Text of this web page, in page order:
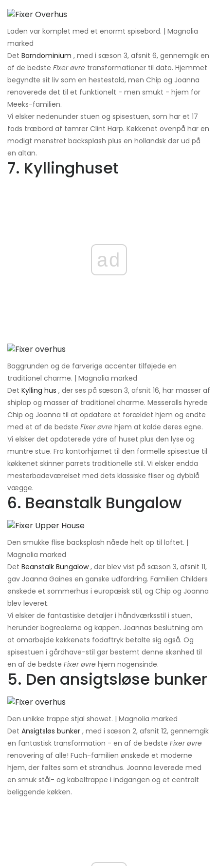
Laden var komplet med et enormt spisebord. | Magnolia
marked
Det Barndominium , med i sæson 3, afsnit 6, gennemgik en
af ​​de bedste Fixer øvre transformationer til dato. Hjemmet
begyndte sit liv som en hestestald, men Chip og Joanna
renoverede det til et funktionelt - men smukt - hjem for
Meeks-familien.
Vi elsker nedenunder stuen og spisestuen, som har et 17
fods træbord af tømrer Clint Harp. Køkkenet ovenpå har en
modigt mønstret backsplash plus en hollandsk dør ud på
en altan.
7. Kyllinghuset
ad
Baggrunden og de farverige accenter tilføjede en
traditionel charme. | Magnolia marked
Det Kylling hus , der ses på sæson 3, afsnit 16, har masser af
shiplap og masser af traditionel charme. Messeralls hyrede
Chip og Joanna til at opdatere et forældet hjem og endte
med et af de bedste Fixer øvre hjem at kalde deres egne.
Vi elsker det opdaterede ydre af huset plus den lyse og
muntre stue. Fra kontorhjørnet til den formelle spisestue til
køkkenet skinner parrets traditionelle stil. Vi elsker endda
mesterbadeværelset med dets klassiske fliser og dybblå
vægge.
6. Beanstalk Bungalow
Den smukke flise backsplash nåede helt op til loftet. |
Magnolia marked
Det Beanstalk Bungalow, der blev vist på sæson 3, afsnit 11,
gav Joanna Gaines en ganske udfordring. Familien Childers
ønskede et sommerhus i europæisk stil, og Chip og Joanna
blev leveret.
Vi elsker de fantastiske detaljer i håndværksstil i stuen,
herunder bogreolerne og kappen. Joannas beslutning om
at omarbejde køkkenets fodaftryk betalte sig også. Og
spisestuen i gårdhave-stil gør bestemt denne skønhed til
en af ​​de bedste Fixer øvre hjem nogensinde.
5. Den ansigtsløse bunker
Den unikke trappe stjal showet. | Magnolia marked
Det Ansigtsløs bunker , med i sæson 2, afsnit 12, gennemgik
en fantastisk transformation - en af ​​de bedste Fixer øvre
renovering af alle! Fuch-familien ønskede et moderne
hjem, der føltes som et strandhus. Joanna leverede med
en smuk stål- og kabeltrappe i indgangen og et centralt
beliggende køkken.